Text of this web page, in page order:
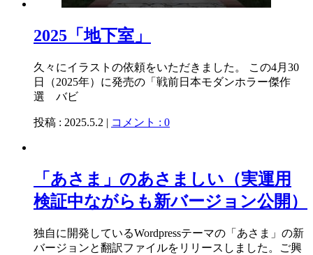
2025「地下室」
久々にイラストの依頼をいただきました。 この4月30
日（2025年）に発売の「戦前日本モダンホラー傑作
選 バビ
投稿 : 2025.5.2 | コメント : 0
「あさま」のあさましい（実運用
検証中ながらも新バージョン公開）
独自に開発しているWordpressテーマの「あさま」の新
バージョンと翻訳ファイルをリリースしました。ご興